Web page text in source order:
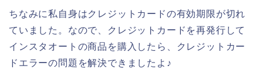
ちなみに私自身はクレジットカードの有効期限が切れ
ていました。なので、クレジットカードを再発行して
インスタオートの商品を購入したら、クレジットカー
ドエラーの問題を解決できましたよ♪